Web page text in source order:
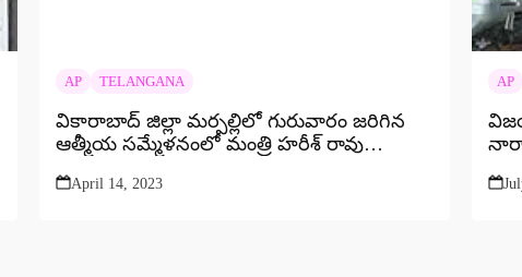
AP TELANGANA
వికారాబాద్ జిల్లా మర్పల్లిలో గురువారం జరిగిన
ఆత్మీయ సమ్మేళనంలో మంత్రి హరీశ్ రావు
April 14, 2023
AP